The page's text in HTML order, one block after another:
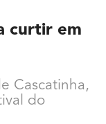
curtir em
Cascatinha,
do